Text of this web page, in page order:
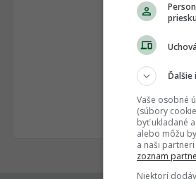
Zapamätať
Vaše osobné
(súbory
byť ukladané
alebo môžu
a naši
zoznam
Niektorí